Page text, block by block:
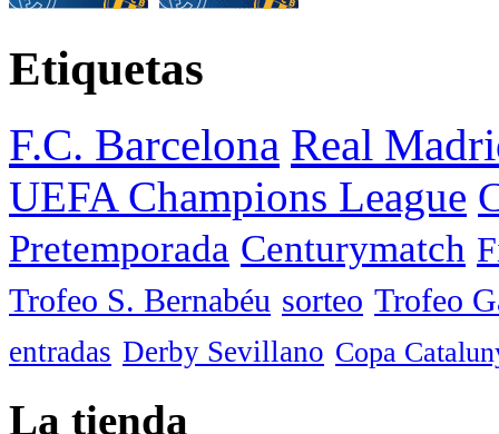
Etiquetas
F.C. Barcelona Real
UEFA Champions League
Pretemporada Centurymatch
Trofeo S. Bernabéu sorteo Trofeo
entradas Derby Sevillano Copa
La tienda